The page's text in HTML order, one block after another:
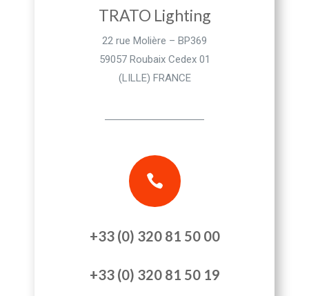
TRATO Lighting
22 rue Molière – BP369
59057 Roubaix Cedex 01
(LILLE) FRANCE

+33 (0) 320 81 50 00
+33 (0) 320 81 50 19